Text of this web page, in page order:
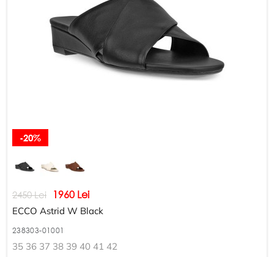
-20%
2450 Lei 1960 Lei
ECCO Astrid W Black
238303-01001
35 36 37 38 39 40 41 42